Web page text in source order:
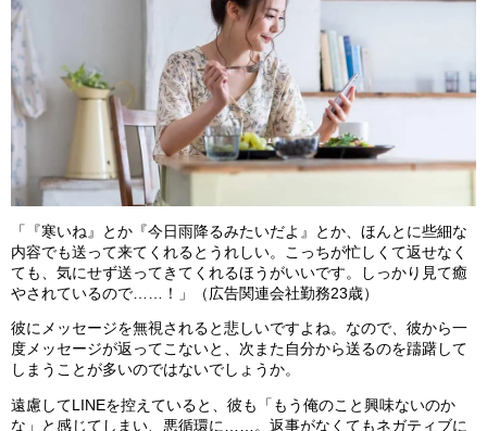
「『寒いね』とか『今日雨降るみたいだよ』とか、ほんとに些細な
内容でも送って来てくれるとうれしい。こっちが忙しくて返せなく
ても、気にせず送ってきてくれるほうがいいです。しっかり見て癒
やされているので……！」（広告関連会社勤務23歳）
彼にメッセージを無視されると悲しいですよね。なので、彼から一
度メッセージが返ってこないと、次また自分から送るのを躊躇して
しまうことが多いのではないでしょうか。
遠慮してLINEを控えていると、彼も「もう俺のこと興味ないのか
な」と感じてしまい、悪循環に……。返事がなくてもネガティブに